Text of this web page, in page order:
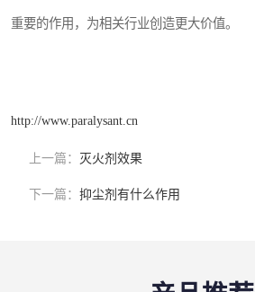
重要的作用，为相关行业创造更大价值。
http://www.paralysant.cn
上一篇： 灭火剂效果
下一篇： 抑尘剂有什么作用